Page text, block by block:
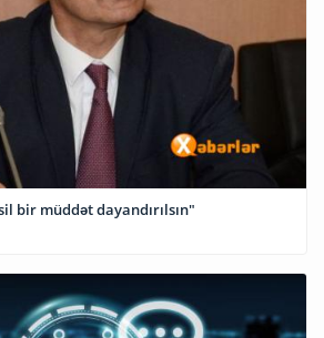
bir müddət dayandırılsın"